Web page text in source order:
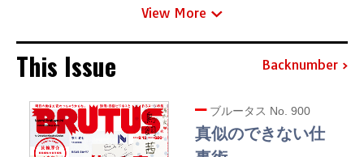
View More
This Issue Backnumber
ブルータス No. 900
真似のできない仕